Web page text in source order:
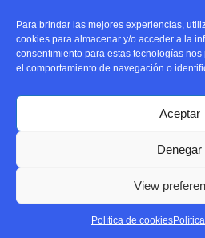
Para brindar las mejores experiencias,
cookies para almacenar y/o acceder a la
consentimiento para estas tecnologías
el comportamiento de navegación o
Aceptar
Denegar
View
Política de cookies